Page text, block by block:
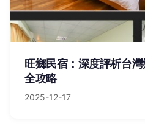
旺鄉民宿：深度評析台
全攻略
2025-12-17